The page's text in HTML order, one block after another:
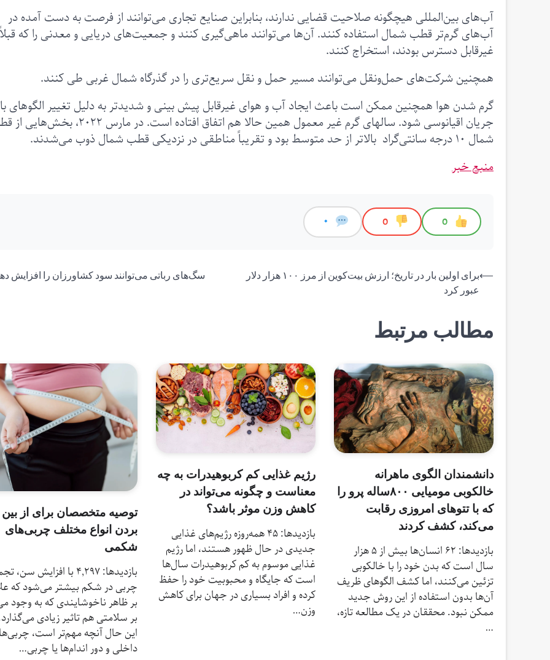
آب‌های بین‌المللی هیچگونه صلاحیت قضایی ندارند، بنابراین صنایع تجاری می‌توانند از فرصت‌ به دست آمده در
آب‌های گرم‌تر قطب شمال استفاده کنند. آن‌ها می‌توانند ماهی‌گیری کنند و جمعیت‌های دریایی و معدنی را که قبلاً
غیرقابل دسترس بودند، استخراج کنند.
همچنین شرکت‌های حمل‌ونقل می‌توانند مسیر حمل و نقل سریع‌تری را در گذرگاه شمال غربی طی کنند.
گرم شدن هوا همچنین ممکن است باعث ایجاد آب و هوای غیرقابل پیش بینی و شدیدتر به دلیل تغییر الگوهای
جریان اقیانوسی شود. سالهای گرم غیر معمول همین حالا هم اتفاق افتاده است. در مارس
شمال ۱۰ درجه سانتی‌گراد بالاتر از حد متوسط ​​بود و تقریباً مناطقی در نزدیکی قطب شمال ذوب می‌شدند.
منبع خبر
0
0
0
راهبری
نوشته
⟵
برای اولین بار در تاریخ؛ ارزش بیت‌کوین از مرز ۱۰۰ هزار دلار
عبور کرد
سگ‌های رباتی می‌توانند سود کشاورزان را افزایش
مطالب مرتبط
دانشمندان الگوی ماهرانه
خالکوبی مومیایی ۸۰۰ساله پرو را
که با تتوهای امروزی رقابت
می‌کند، کشف کردند
بازدیدها: 62 انسان‌ها بیش از ۵ هزار
سال است که بدن خود را با خالکوبی
تزئین می‌کنند، اما کشف الگوهای ظریف
آن‌ها بدون استفاده از این روش جدید
ممکن نبود. محققان در یک مطالعه تازه،
…
رژیم غذایی کم کربوهیدرات به چه
معناست و چگونه می‌تواند در
کاهش وزن موثر باشد؟
بازدیدها: 45 همه‌روزه رژیم‌های غذایی
جدیدی در حال ظهور هستند، اما رژیم
غذایی موسوم به کم کربوهیدرات سال‌ها
است که جایگاه و محبوبیت خود را حفظ
کرده و افراد بسیاری در جهان برای کاهش
وزن…
توصیه متخصصان برای از بین
بردن انواع مختلف چربی‌های
شکمی
بازدیدها: 4,297 با افزایش سن،
چربی در شکم بیشتر می‌شود که
بر ظاهر ناخوشایندی که به‌ وجود
بر سلامتی هم تاثیر زیادی
این حال آنچه مهم‌تر است،
داخلی و دور اندام‌ها یا چربی…